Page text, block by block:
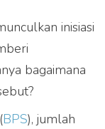
inisiasi
bagaimana
BPS), jumlah